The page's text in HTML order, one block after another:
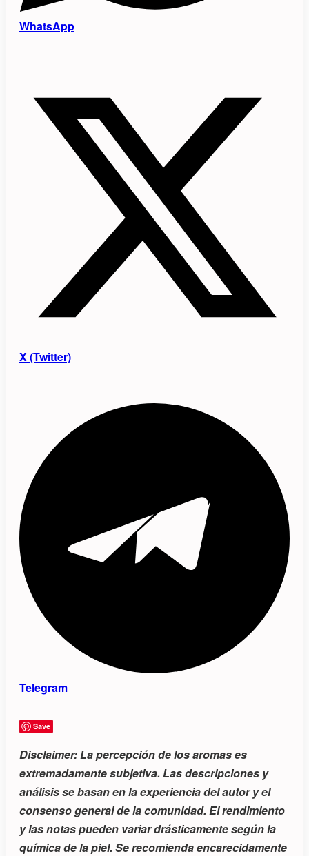
WhatsApp
X (Twitter)
Telegram
Save
Disclaimer:La percepción de los aromas es
extremadamente subjetiva. Las descripciones y
análisis se basan en la experiencia del autor y el
consenso general de la comunidad. El rendimiento
y las notas pueden variar drásticamente según la
química de la piel. Se recomienda encarecidamente